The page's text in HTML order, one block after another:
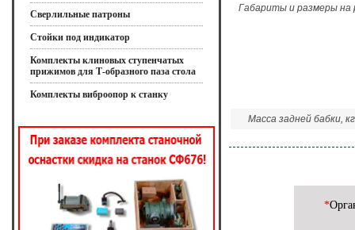
Сверлильные патроны
Стойки под индикатор
Комплекты клиновых ступенчатых
прижимов для Т-образного паза стола
Комплекты виброопор к станку
Габариты и размеры на
Масса задней бабки, кг
*